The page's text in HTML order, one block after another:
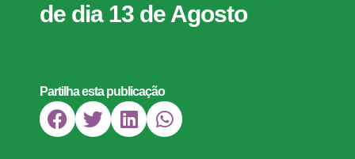
de dia 13 de Agosto
Partilha esta publicação